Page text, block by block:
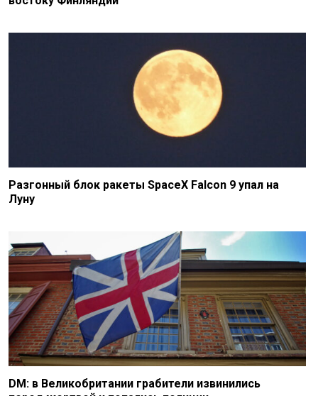
Разгонный блок ракеты SpaceX Falcon 9 упал на
Луну
DM: в Великобритании грабители извинились